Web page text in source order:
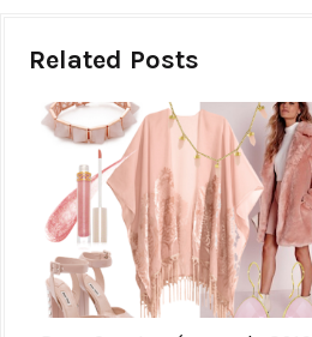
Related Posts